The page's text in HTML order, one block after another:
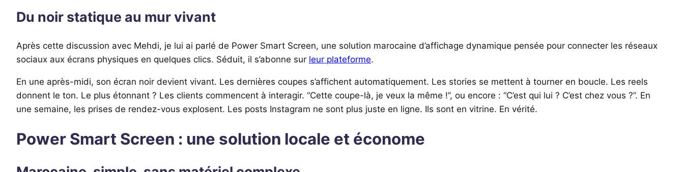
Du noir statique au mur vivant
Après cette discussion avec Mehdi, je lui ai parlé de Power Smart Screen, une solution marocaine d’affichage dynamique pensée pour connecter les réseaux
sociaux aux écrans physiques en quelques clics. Séduit, il s’abonne sur leur plateforme.
En une après-midi, son écran noir devient vivant. Les dernières coupes s’affichent automatiquement. Les stories se mettent à tourner en boucle. Les reels
donnent le ton. Le plus étonnant ? Les clients commencent à interagir. “Cette coupe-là, je veux la même !”, ou encore : “C’est qui lui ? C’est chez vous ?”. En
une semaine, les prises de rendez-vous explosent. Les posts Instagram ne sont plus juste en ligne. Ils sont en vitrine. En vérité.
Power Smart Screen : une solution locale et économe